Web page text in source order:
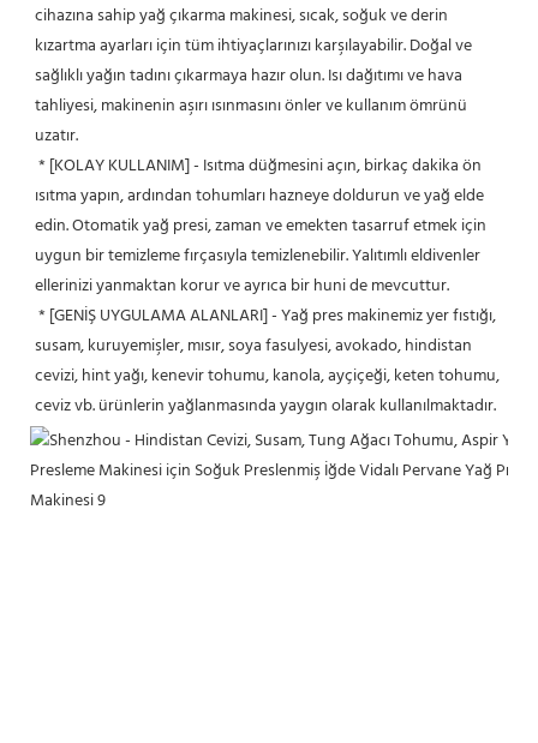
cihazına sahip yağ çıkarma makinesi, sıcak, soğuk ve derin
kızartma ayarları için tüm ihtiyaçlarınızı karşılayabilir. Doğal ve
sağlıklı yağın tadını çıkarmaya hazır olun. Isı dağıtımı ve hava
tahliyesi, makinenin aşırı ısınmasını önler ve kullanım ömrünü
uzatır.
ısıtma yapın, ardından tohumları hazneye doldurun ve yağ elde
edin. Otomatik yağ presi, zaman ve emekten tasarruf etmek için
uygun bir temizleme fırçasıyla temizlenebilir. Yalıtımlı eldivenler
ellerinizi yanmaktan korur ve ayrıca bir huni de mevcuttur.
susam, kuruyemişler, mısır, soya fasulyesi, avokado, hindistan
cevizi, hint yağı, kenevir tohumu, kanola, ayçiçeği, keten tohumu,
ceviz vb. ürünlerin yağlanmasında yaygın olarak kullanılmaktadır.